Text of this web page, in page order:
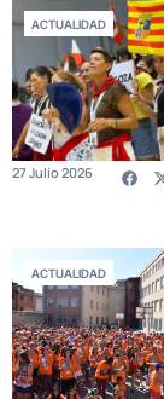
ACTUALIDAD
27 Julio 2026
ACTUALIDAD